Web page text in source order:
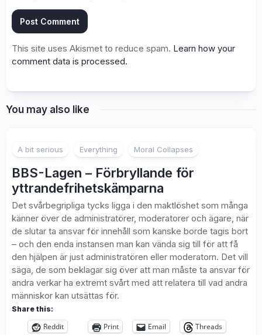
This site uses Akismet to reduce spam. Learn how your
comment data is processed.
You may also like
A bit serious Everything Moral Collapses
BBS-Lagen – Förbryllande för
yttrandefrihetskämparna
Det svårbegripliga tycks ligga i den maktlöshet som många
känner över de administratörer, moderatorer och ägare, när
de slutar ta ansvar för innehåll som kanske borde tagis bort
– och den enda instansen man kan vända sig till för att få
den hjälpen är just administratören eller moderatorn. Det vill
säga, de som beklagar sig över att man måste ta ansvar för
andra verkar ha extremt svårt med att relatera till vad andra
människor kan utsättas för.
Share this:
Reddit Print Email Threads